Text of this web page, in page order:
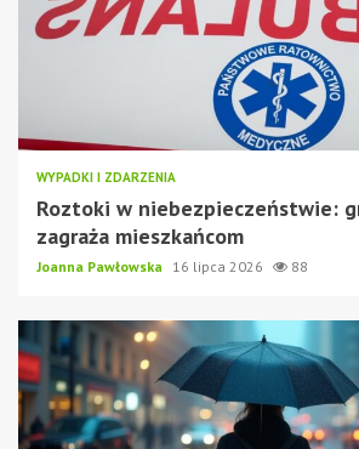
WYPADKI I ZDARZENIA
Roztoki w niebezpieczeństwie:
zagraża mieszkańcom
Joanna Pawłowska 16 lipca 2026 88